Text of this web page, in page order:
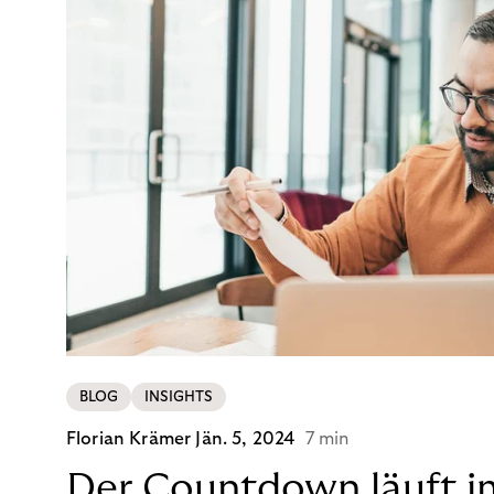
BLOG INSIGHTS
Florian Krämer Jän. 5, 2024 7 min